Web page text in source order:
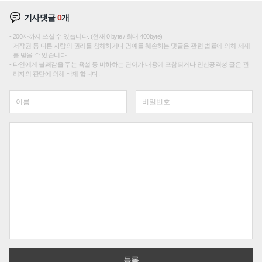
기사댓글0개
200자까지 쓰실 수 있습니다. (현재 0 byte / 최대 400byte)
저작권 등 다른 사람의 권리를 침해하거나 명예를 훼손하는 댓글은 관련 법률에 의해 제재
를 받을 수 있습니다.
타인에게 불쾌감을 주는 욕설 등 비하하는 단어가 내용에 포함되거나 인신공격성 글은 관
리자의 판단에 의해 삭제 합니다.